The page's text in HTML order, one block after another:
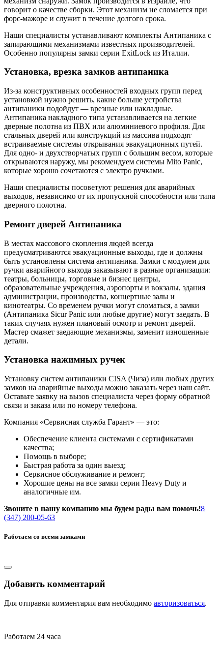
говорит о качестве сборки. Этот механизм не сломается при
форс-мажоре и служит в течение долгого срока.
Наши специалисты устанавливают комплекты Антипаника с
запирающими механизмами известных производителей.
Особенно популярны замки серии ExitLock из Италии.
Установка, врезка замков антипаника
Из-за конструктивных особенностей входных групп перед
установкой нужно решить, какие больше устройства
антипаники подойдут — врезные или накладные.
Антипаника накладного типа устанавливается на легкие
дверные полотна из ПВХ или алюминиевого профиля. Для
стальных дверей или конструкций из массива подходят
встраиваемые системы открывания эвакуационных путей.
Для одно- и двухстворчатых групп с большим весом, которые
открываются наружу, мы рекомендуем системы Mito Panic,
которые хорошо сочетаются с электро ручками.
Наши специалисты посоветуют решения для аварийных
выходов, независимо от их пропускной способности или типа
дверного полотна.
Ремонт дверей Антипаника
В местах массового скопления людей всегда
предусматриваются эвакуационные выходы, где и должны
быть установлены система антипаника. Замки с модулем для
ручки аварийного выхода заказывают в разные организации:
театры, больницы, торговые и бизнес центры,
образовательные учреждения, аэропорты и вокзалы, здания
администрации, производства, концертные залы и
кинотеатры. Со временем ручки могут сломаться, а замки
(Антипаника Sicur Panic или любые другие) могут заедать. В
таких случаях нужен плановый осмотр и ремонт дверей.
Мастер смажет заедающие механизмы, заменит изношенные
детали.
Установка нажимных ручек
Установку систем антипаники CISA (Чиза) или любых других
замков на аварийные выходы можно заказать через наш сайт.
Оставьте заявку на вызов специалиста через форму обратной
связи и заказа или по номеру телефона.
Компания «Сервисная служба Гарант» — это:
Обеспечение клиента системами с сертификатами
качества;
Помощь в выборе;
Быстрая работа за один выезд;
Сервисное обслуживание и ремонт;
Хорошие цены на все замки серии Heavy Duty и
аналогичные им.
Звоните в нашу компанию мы будем рады вам помочь!8
(347) 200-05-63
Работаем со всеми замками
Добавить комментарий
Для отправки комментария вам необходимо авторизоваться.
Работаем 24 часа